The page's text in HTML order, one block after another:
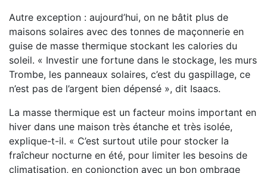
Autre exception : aujourd’hui, on ne bâtit plus de
maisons solaires avec des tonnes de maçonnerie en
guise de masse thermique stockant les calories du
soleil. « Investir une fortune dans le stockage, les murs
Trombe, les panneaux solaires, c’est du gaspillage, ce
n’est pas de l’argent bien dépensé », dit Isaacs.
La masse thermique est un facteur moins important en
hiver dans une maison très étanche et très isolée,
explique-t-il. « C’est surtout utile pour stocker la
fraîcheur nocturne en été, pour limiter les besoins de
climatisation, en conjonction avec un bon ombrage